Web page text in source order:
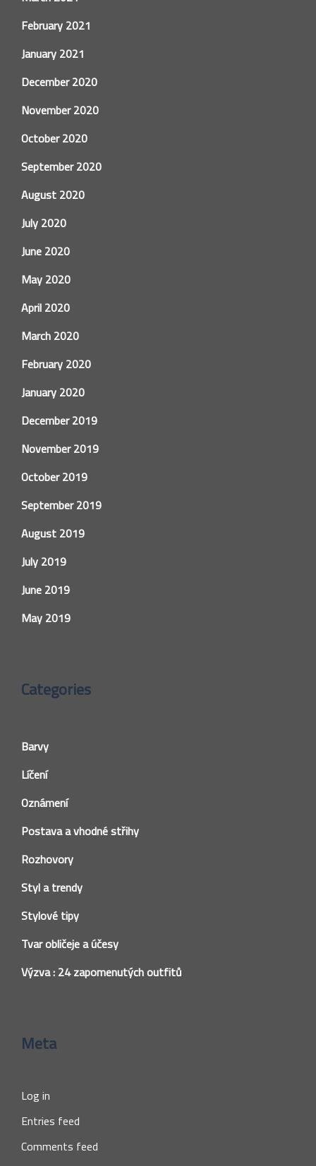
February 2021
January 2021
December 2020
November 2020
October 2020
September 2020
August 2020
July 2020
June 2020
May 2020
April 2020
March 2020
February 2020
January 2020
December 2019
November 2019
October 2019
September 2019
August 2019
July 2019
June 2019
May 2019
Categories
Barvy
Líčení
Oznámení
Postava a vhodné střihy
Rozhovory
Styl a trendy
Stylové tipy
Tvar obličeje a účesy
Výzva : 24 zapomenutých outfitů
Meta
Log in
Entries feed
Comments feed